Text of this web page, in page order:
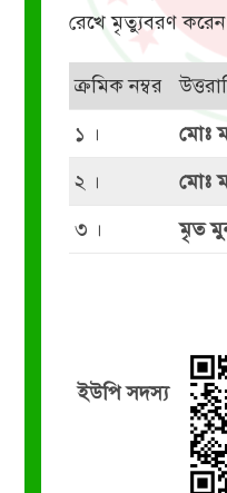
রেখে মৃত্যুবরণ
ক্রমিক নম্বর
১ ।
মোঃ
২ ।
মোঃ
৩ ।
মৃত
ইউপি সদস্য